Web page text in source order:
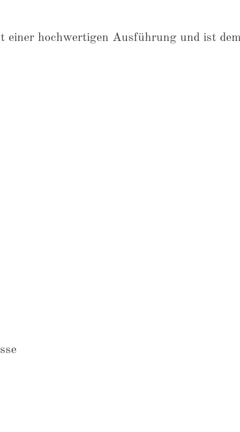
einer hochwertigen Ausführung und ist dem